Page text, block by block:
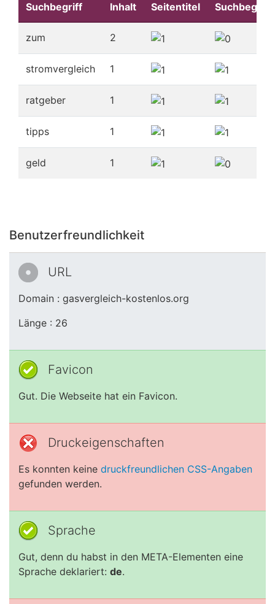
Suchbegriff Inhalt Seitentitel
zum 2
stromvergleich 1
ratgeber 1
tipps 1
geld 1
Benutzerfreundlichkeit
URL
Domain : gasvergleich-kostenlos.org
Länge : 26
Favicon
Gut. Die Webseite hat ein Favicon.
Druckeigenschaften
Es konnten keine druckfreundlichen CSS-Angaben
gefunden werden.
Sprache
Gut, denn du habst in den META-Elementen eine
Sprache deklariert: de.